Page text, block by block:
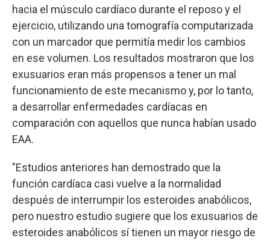
hacia el músculo cardíaco durante el reposo y el
ejercicio, utilizando una tomografía computarizada
con un marcador que permitía medir los cambios
en ese volumen. Los resultados mostraron que los
exusuarios eran más propensos a tener un mal
funcionamiento de este mecanismo y, por lo tanto,
a desarrollar enfermedades cardíacas en
comparación con aquellos que nunca habían usado
EAA.
"Estudios anteriores han demostrado que la
función cardíaca casi vuelve a la normalidad
después de interrumpir los esteroides anabólicos,
pero nuestro estudio sugiere que los exusuarios de
esteroides anabólicos sí tienen un mayor riesgo de